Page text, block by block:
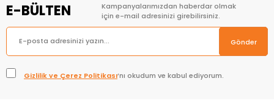
E-BÜLTEN
Kampanyalarımızdan haberdar olmak
için e-mail adresinizi girebilirsiniz.
Gönder
Gizlilik ve Çerez Politikası’nı okudum ve kabul ediyorum.